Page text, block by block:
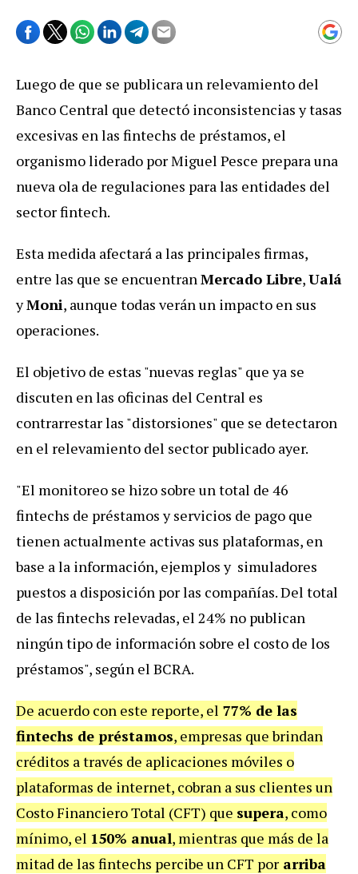
Luego de que se publicara un relevamiento del
Banco Central que detectó inconsistencias y tasas
excesivas en las fintechs de préstamos, el
organismo liderado por Miguel Pesce prepara una
nueva ola de regulaciones para las entidades del
sector fintech.
Esta medida afectará a las principales firmas,
entre las que se encuentranMercado Libre,Ualá
yMoni, aunque todas verán un impacto en sus
operaciones.
El objetivo de estas "nuevas reglas" que ya se
discuten en las oficinas del Central es
contrarrestar las "distorsiones" que se detectaron
en el relevamiento del sector publicado ayer.
"El monitoreo se hizo sobre un total de 46
fintechs de préstamos y servicios de pago que
tienen actualmente activas sus plataformas, en
base a la información, ejemplos y simuladores
puestos a disposición por las compañías. Del total
de las fintechs relevadas, el 24% no publican
ningún tipo de información sobre el costo de los
préstamos", según el BCRA.
De acuerdo con este reporte, el 77% de las
fintechs de préstamos, empresas que brindan
créditos a través de aplicaciones móviles o
plataformas de internet, cobran a sus clientes un
Costo Financiero Total (CFT) que supera, como
mínimo, el 150% anual, mientras que más de la
mitad de las fintechs percibe un CFT por arriba